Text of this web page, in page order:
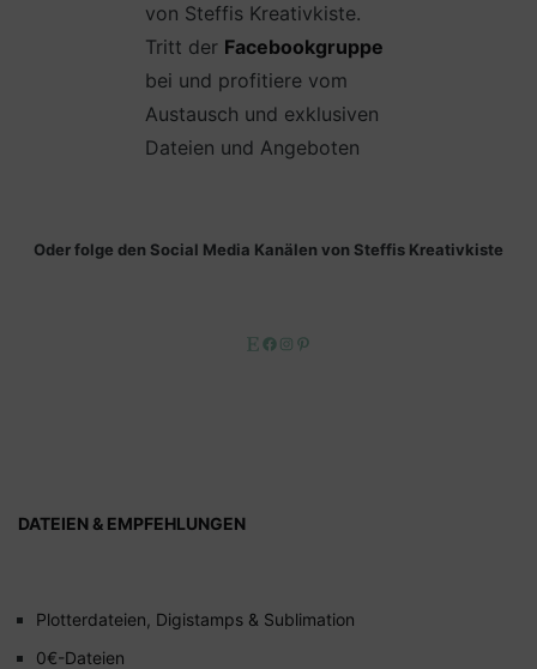
von Steffis Kreativkiste.
Tritt der Facebookgruppe
bei und profitiere vom
Austausch und exklusiven
Dateien und Angeboten
Oder folge den Social Media Kanälen von Steffis Kreativkiste
EtsyFacebook
Instagram
DATEIEN & EMPFEHLUNGEN
Plotterdateien, Digistamps & Sublimation
0€-Dateien